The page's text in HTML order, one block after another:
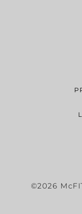
©2026